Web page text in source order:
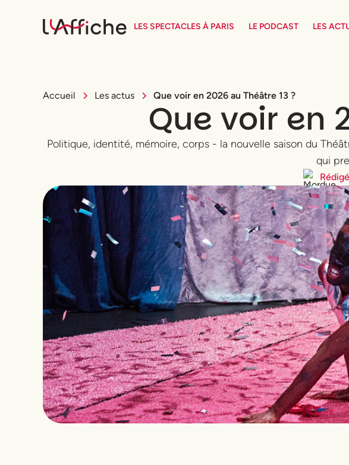
LES SPECTACLES À PARIS LE PODCAST LES
Accueil Les actus Que voir en 2026 au Théâtre 13 ?
Que voir en
Politique, identité, mémoire, corps - la nouvelle saison du
qui